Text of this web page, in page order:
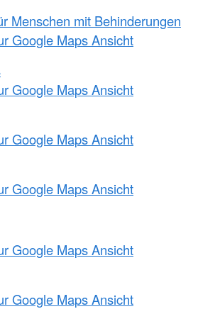
Menschen mit Behinderungen
Google Maps Ansicht
Google Maps Ansicht
Google Maps Ansicht
Google Maps Ansicht
Google Maps Ansicht
Google Maps Ansicht